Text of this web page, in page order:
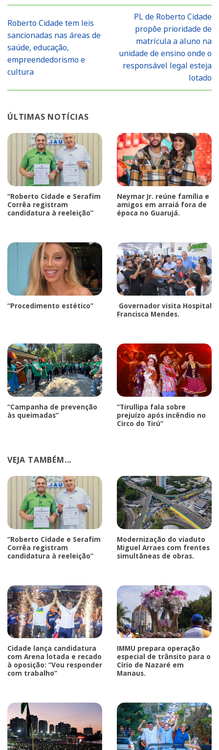
Roberto Cidade tem leis
sancionadas nas áreas de
saúde, educação,
empreendedorismo e
cultura
PL de Roberto Cidade
propõe prioridade de
matrícula a aluno na
unidade de ensino onde o
responsável legal esteja
lotado
ÚLTIMAS NOTÍCIAS
“Roberto Cidade e Serafim
Corrêa registram
candidatura à reeleição”
Neymar Jr. reúne família e
amigos em arraiá fora de
época no Guarujá.
“Procedimento estético”
Governador visita Hospital
Francisca Mendes.
“Campanha de prevenção
às queimadas”
“Tirullipa fala sobre
prejuízo após incêndio no
Circo do Tirú”
VEJA TAMBÉM...
“Roberto Cidade e Serafim
Corrêa registram
candidatura à reeleição”
Modernização do viaduto
Miguel Arraes com frentes
simultâneas de obras.
Cidade lança candidatura
com Arena lotada e recado
à oposição: “Vou responder
com trabalho”
IMMU prepara operação
especial de trânsito para o
Círio de Nazaré em
Manaus.